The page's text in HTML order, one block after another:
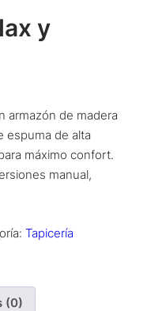
y
armazón de madera
espuma de alta
máximo confort.
manual,
Tapicería
(0)